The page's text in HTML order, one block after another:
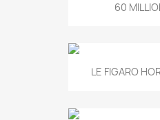
60
LE FIGARO